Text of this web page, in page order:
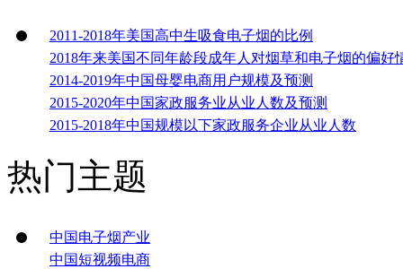
2011-2018年美国高中生吸食电子烟的比例
2018年来美国不同年龄段成年人对烟草和电子烟的偏好
2014-2019年中国母婴电商用户规模及预测
2015-2020年中国家政服务业从业人数及预测
2015-2018年中国规模以下家政服务企业从业人数
热门主题
中国电子烟产业
中国短视频电商